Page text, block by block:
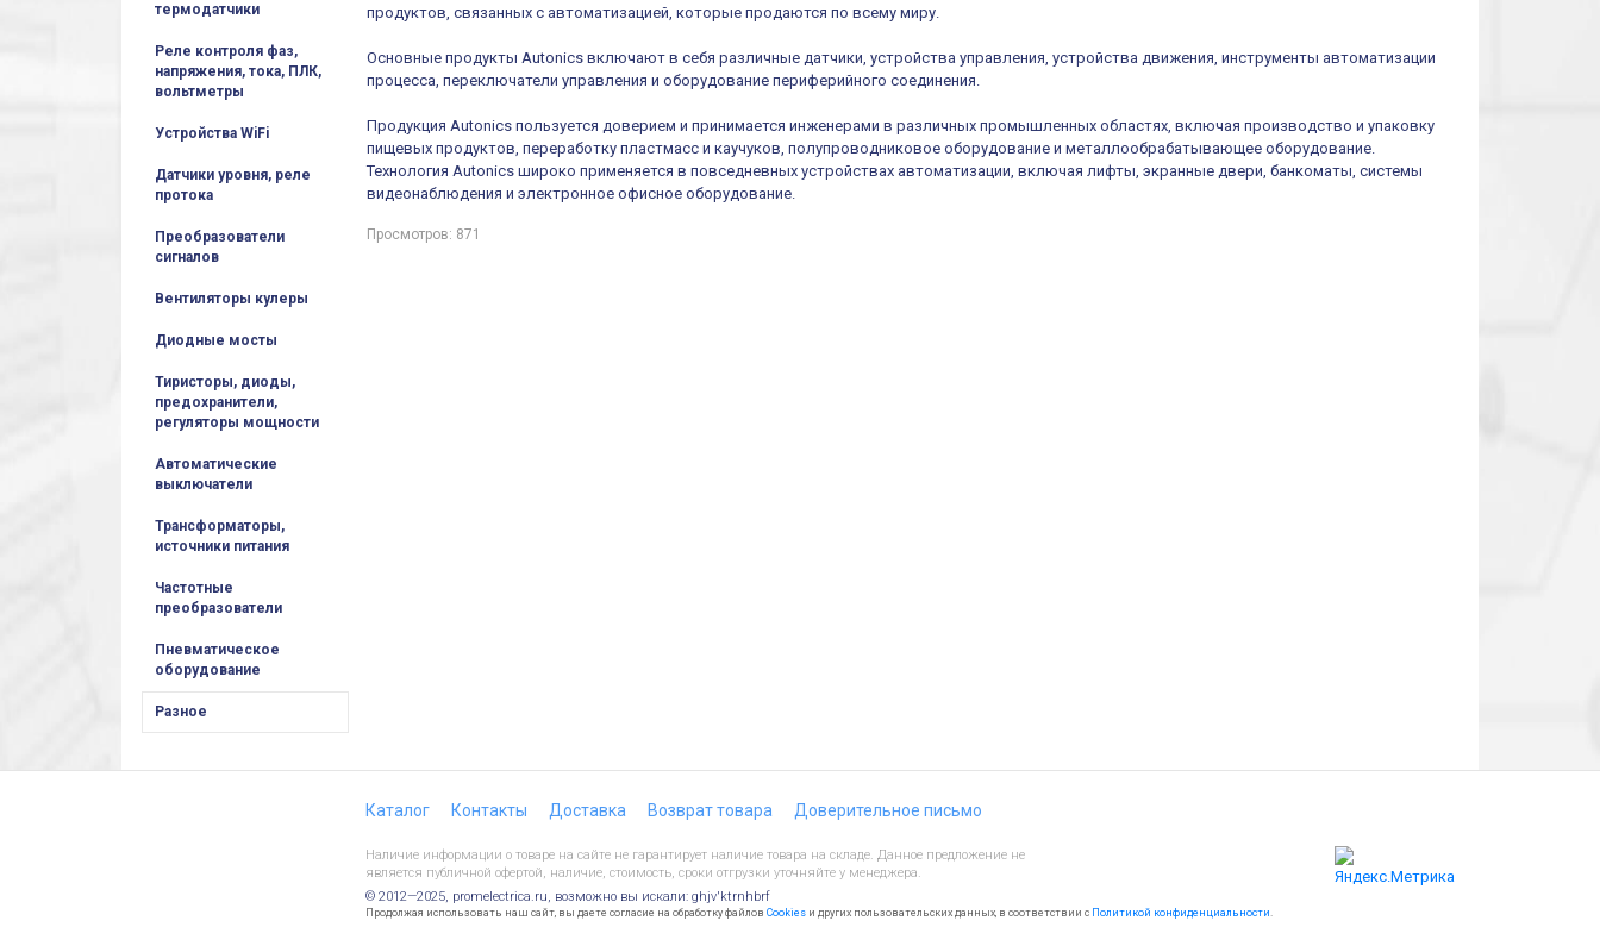
термодатчики
Реле контроля фаз,
напряжения, тока, ПЛК,
вольтметры
Устройства WiFi
Датчики уровня, реле
протока
Преобразователи
сигналов
Вентиляторы кулеры
Диодные мосты
Тиристоры, диоды,
предохранители,
регуляторы мощности
Автоматические
выключатели
Трансформаторы,
источники питания
Частотные
преобразователи
Пневматическое
оборудование
Разное
продуктов, связанных с автоматизацией, которые продаются по всему миру.
Основные продукты Autonics включают в себя различные датчики, устройства управления, устройства движения, инструменты автоматизации
процесса, переключатели управления и оборудование периферийного соединения.
Продукция Autonics пользуется доверием и принимается инженерами в различных промышленных областях, включая производство и упаковку
пищевых продуктов, переработку пластмасс и каучуков, полупроводниковое оборудование и металлообрабатывающее оборудование.
Технология Autonics широко применяется в повседневных устройствах автоматизации, включая лифты, экранные двери, банкоматы, системы
видеонаблюдения и электронное офисное оборудование.
Просмотров: 871
Каталог Контакты Доставка Возврат товара Доверительное письмо
Наличие информации о товаре на сайте не гарантирует наличие товара на складе. Данное предложение не
является публичной офертой, наличие, стоимость, сроки отгрузки уточняйте у менеджера.
© 2012—2025, promelectrica.ru, возможно вы искали: ghjv'ktrnhbrf
Продолжая использовать наш сайт, вы даете согласие на обработку файлов Cookies и других пользовательских данных, в соответствии с Политикой конфиденциальности.